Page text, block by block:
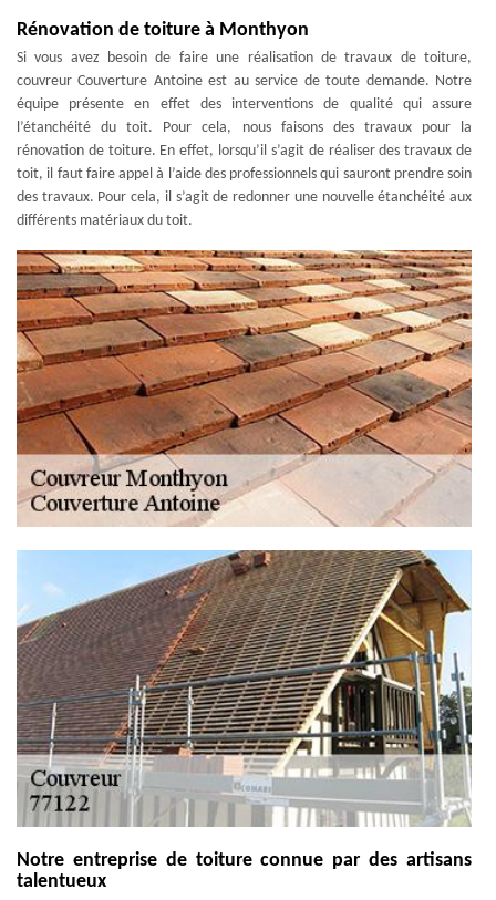
Rénovation de toiture à Monthyon
Si vous avez besoin de faire une réalisation de travaux de toiture,
couvreur Couverture Antoine est au service de toute demande. Notre
équipe présente en effet des interventions de qualité qui assure
l’étanchéité du toit. Pour cela, nous faisons des travaux pour la
rénovation de toiture. En effet, lorsqu’il s’agit de réaliser des travaux de
toit, il faut faire appel à l’aide des professionnels qui sauront prendre soin
des travaux. Pour cela, il s’agit de redonner une nouvelle étanchéité aux
différents matériaux du toit.
Notre entreprise de toiture connue par des artisans
talentueux